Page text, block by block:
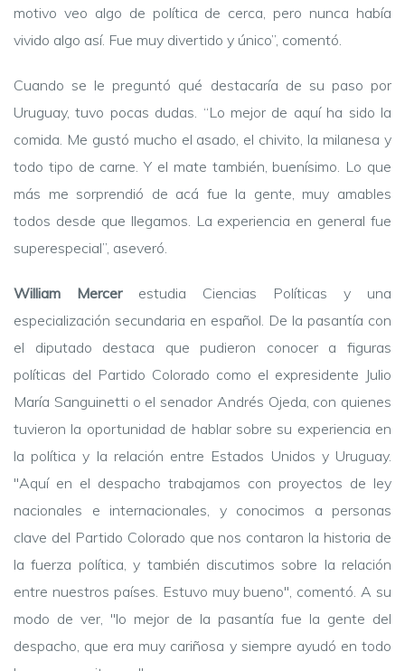
motivo veo algo de política de cerca, pero nunca había
vivido algo así. Fue muy divertido y único”, comentó.
Cuando se le preguntó qué destacaría de su paso por
Uruguay, tuvo pocas dudas. “Lo mejor de aquí ha sido la
comida. Me gustó mucho el asado, el chivito, la milanesa y
todo tipo de carne. Y el mate también, buenísimo. Lo que
más me sorprendió de acá fue la gente, muy amables
todos desde que llegamos. La experiencia en general fue
superespecial”, aseveró.
William Mercerestudia Ciencias Políticas y una
especialización secundaria en español. De la pasantía con
el diputado destaca que pudieron conocer a figuras
políticas del Partido Colorado como el expresidente Julio
María Sanguinetti o el senador Andrés Ojeda, con quienes
tuvieron la oportunidad de hablar sobre su experiencia en
la política y la relación entre Estados Unidos y Uruguay.
"Aquí en el despacho trabajamos con proyectos de ley
nacionales e internacionales, y conocimos a personas
clave del Partido Colorado que nos contaron la historia de
la fuerza política, y también discutimos sobre la relación
entre nuestros países. Estuvo muy bueno", comentó. A su
modo de ver, "lo mejor de la pasantía fue la gente del
despacho, que era muy cariñosa y siempre ayudó en todo